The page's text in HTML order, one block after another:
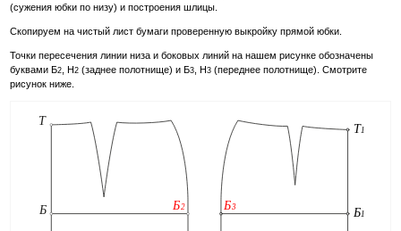
(сужения юбки по низу) и построения шлицы.
Скопируем на чистый лист бумаги проверенную выкройку прямой юбки.
Точки пересечения линии низа и боковых линий на нашем рисунке обозначены
буквами Б2 , Н2 (заднее полотнище) и Б3 , Н3 (переднее полотнище). Смотрите
рисунок ниже.